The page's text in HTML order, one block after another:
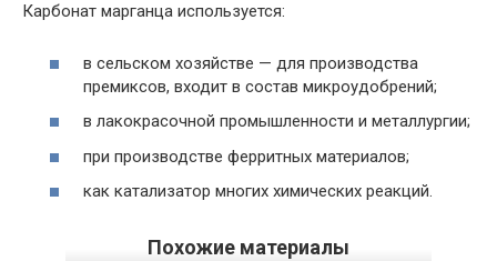
Карбонат марганца используется:
в сельском хозяйстве — для производства
премиксов, входит в состав микроудобрений;
в лакокрасочной промышленности и металлургии;
при производстве ферритных материалов;
как катализатор многих химических реакций.
Похожие материалы